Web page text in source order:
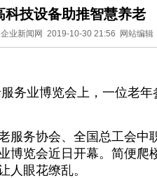
科技设备助推智慧养老
业新闻网 2019-10-30 21:56 网站编辑
务业博览会上，一位老年
务协会、全国总工会中
博览会近日开幕。简便爬
人眼花缭乱。